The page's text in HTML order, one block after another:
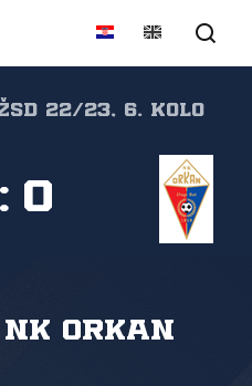
22/23, 6. kolo
NK Orkan
: 0